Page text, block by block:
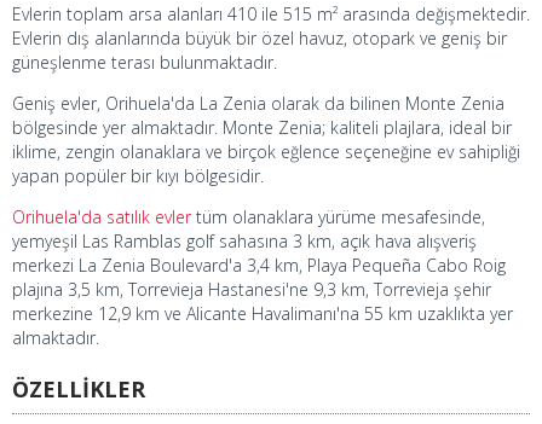
Evlerin toplam arsa alanları 410 ile 515 m² arasında değişmektedir.
Evlerin dış alanlarında büyük bir özel havuz, otopark ve geniş bir
güneşlenme terası bulunmaktadır.
Geniş evler, Orihuela'da La Zenia olarak da bilinen Monte Zenia
bölgesinde yer almaktadır. Monte Zenia; kaliteli plajlara, ideal bir
iklime, zengin olanaklara ve birçok eğlence seçeneğine ev sahipliği
yapan popüler bir kıyı bölgesidir.
Orihuela'da satılık evlertüm olanaklara yürüme mesafesinde,
yemyeşil Las Ramblas golf sahasına 3 km, açık hava alışveriş
merkezi La Zenia Boulevard'a 3,4 km, Playa Pequeña Cabo Roig
plajına 3,5 km, Torrevieja Hastanesi'ne 9,3 km, Torrevieja şehir
merkezine 12,9 km ve Alicante Havalimanı'na 55 km uzaklıkta yer
almaktadır.
ÖZELLİKLER